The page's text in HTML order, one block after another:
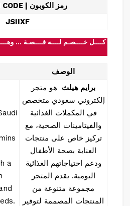
COUPON CODE | رمز الكوبون
JSIIXF
الوصف
a
برايم هيلث
هو متجر
إلكتروني سعودي متخصص
في المكملات الغذائية
والفيتامينات الصحية، مع
تركيز خاص على منتجات
العناية بصحة الأطفال
ودعم احتياجاتهم الغذائية
اليومية. يقدم المتجر
مجموعة متنوعة من
المنتجات المصممة لتوفير